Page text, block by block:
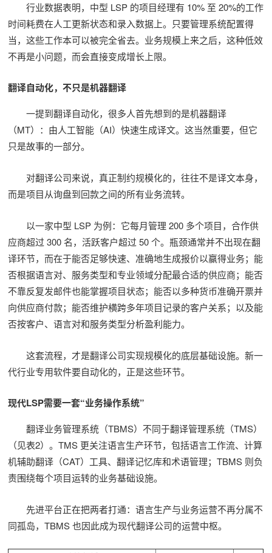
行业数据表明，中型 LSP 的项目经理有 10% 至 20%的工作
时间耗费在人工更新状态和录入数据上。只要管理系统配置得
当，这些工作本可以被完全省去。业务规模上来之后，这种低效
不再是小问题，而会直接变成增长上限。
翻译自动化，不只是机器翻译
一提到翻译自动化，很多人首先想到的是机器翻译
（MT）：由人工智能（AI）快速生成译文。这当然重要，但它
只是故事的一部分。
对翻译公司来说，真正制约规模化的，往往不是译文本身，
而是项目从询盘到回款之间的所有业务流转。
以一家中型 LSP 为例：它每月管理 200 多个项目，合作供
应商超过 300 名，活跃客户超过 50 个。瓶颈通常并不出现在翻
译环节，而在于能否足够快速、准确地生成报价以赢得业务；能
否根据语言对、服务类型和专业领域分配最合适的供应商；能否
不靠反复发邮件也能掌握项目状态；能否以多种货币准确开票并
向供应商付款；能否维护横跨多年项目记录的客户关系；以及能
否按客户、语言对和服务类型分析盈利能力。
这套流程，才是翻译公司实现规模化的底层基础设施。新一
代行业专用软件要自动化的，正是这些环节。
现代LSP需要一套“业务操作系统”
翻译业务管理系统（TBMS）不同于翻译管理系统（TMS）
（见表2）。TMS 更关注语言生产环节，包括语言工作流、计算
机辅助翻译（CAT）工具、翻译记忆库和术语管理；TBMS 则负
责围绕每个项目运转的业务基础设施。
先进平台正在把两者打通：语言生产与业务运营不再分属不
同孤岛，TBMS 也因此成为现代翻译公司的运营中枢。